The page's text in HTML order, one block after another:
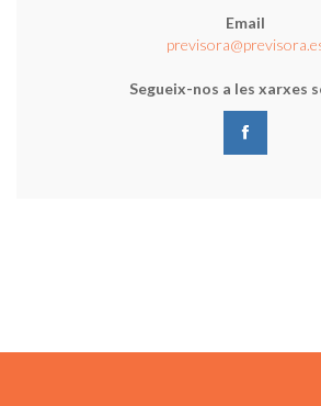
Email
Segueix-nos a les xarxes